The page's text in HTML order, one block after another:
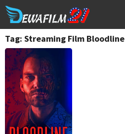
Loncat
ke
konten
Tag: Streaming Film Bloodline